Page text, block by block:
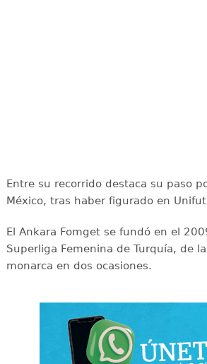
Entre su recorrido destaca su paso
México, tras haber figurado en
El Ankara Fomget se fundó en el
Superliga Femenina de Turquía, de
monarca en dos ocasiones.